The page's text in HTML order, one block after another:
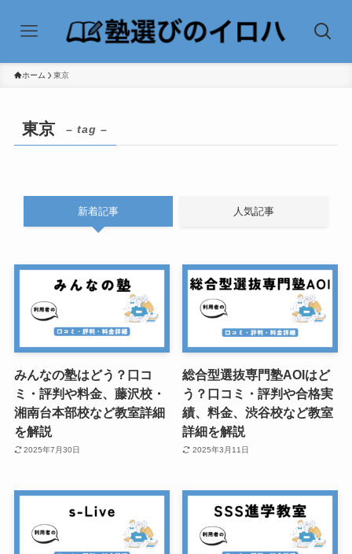
ホーム 東京
東京 – tag –
新着記事 人気記事
みんなの塾はどう？口コ
ミ・評判や料金、藤沢校・
湘南台本部校など教室詳細
を解説
2025年7月30日
総合型選抜専門塾AOIはど
う？口コミ・評判や合格実
績、料金、渋谷校など教室
詳細を解説
2025年3月11日